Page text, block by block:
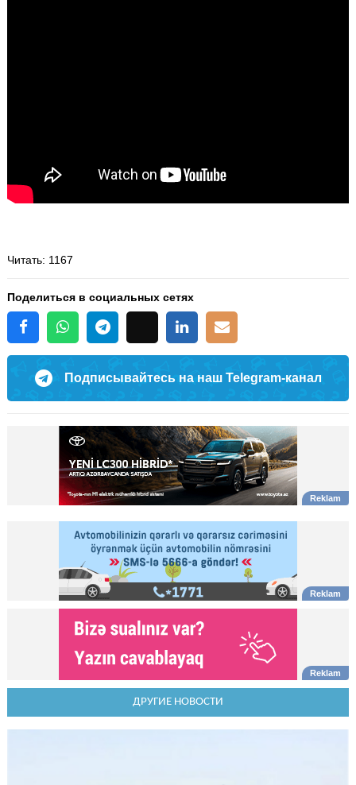
Читать: 1167
Поделиться в социальных сетях
Подписывайтесь на наш Telegram-канал
ДРУГИЕ НОВОСТИ